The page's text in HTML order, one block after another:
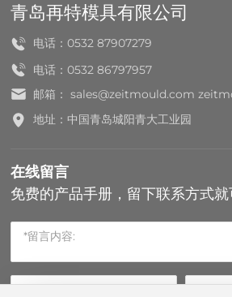
青岛再特模具有限公司
电话：0532 87907279
电话：0532 86797957
邮箱：sales@zeitmould.com
地址：中国青岛城阳青大工业园
在线留言
免费的产品手册，留下联系方式就